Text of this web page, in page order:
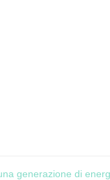
generazione di